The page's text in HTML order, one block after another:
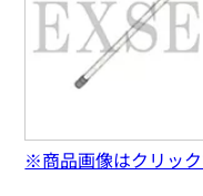
※商品画像はクリッ